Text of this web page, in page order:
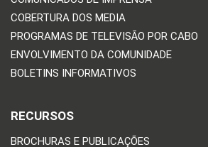
COBERTURA DOS MEDIA
PROGRAMAS DE TELEVISÃO POR CABO
ENVOLVIMENTO DA COMUNIDADE
BOLETINS INFORMATIVOS
RECURSOS
BROCHURAS E PUBLICAÇÕES